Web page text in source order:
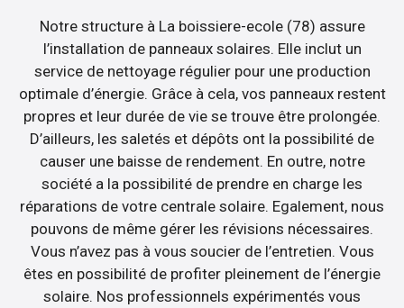
Notre structure à La boissiere-ecole (78) assure
l’installation de panneaux solaires. Elle inclut un
service de nettoyage régulier pour une production
optimale d’énergie. Grâce à cela, vos panneaux restent
propres et leur durée de vie se trouve être prolongée.
D’ailleurs, les saletés et dépôts ont la possibilité de
causer une baisse de rendement. En outre, notre
société a la possibilité de prendre en charge les
réparations de votre centrale solaire. Egalement, nous
pouvons de même gérer les révisions nécessaires.
Vous n’avez pas à vous soucier de l’entretien. Vous
êtes en possibilité de profiter pleinement de l’énergie
solaire. Nos professionnels expérimentés vous